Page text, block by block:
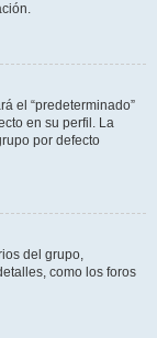
el “predeterminado”
en su perfil. La
por defecto
del grupo,
como los foros